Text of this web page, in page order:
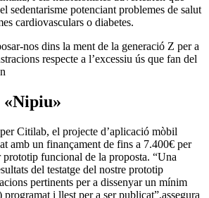
sedentarisme potenciant problemes de salut
cardiovasculars o diabetes.
nos dins la ment de la generació Z per a
respecte a l’excessiu ús que fan del
Citilab, el projecte d’aplicació mòbil
amb un finançament de fins a 7.400€ per
funcional de la proposta. “Una
del testatge del nostre prototip
pertinents per a dissenyar un mínim
i llest per a ser publicat”,assegura